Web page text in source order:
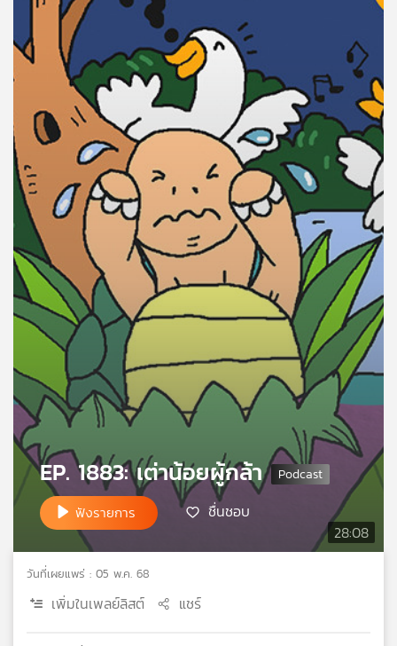
สต์
ของ
เพลง
บทความ
ข่าว
และ
กิจกรรม
เกี่ยว
กับ
เรา
เครือ
ไทย
เอส
28:08
EP. 1883: เต่าน้อยผู้กล้า
ฟังรายการ ชื่นชอบ
วันที่เผยแพร่ : 05 พ.ค. 68
เพิ่มในเพลย์ลิสต์ แชร์